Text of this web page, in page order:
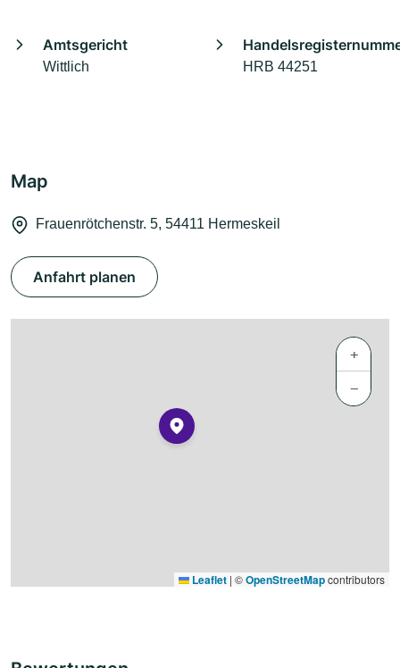
Amtsgericht
Wittlich HRB 44251
Map
Frauenrötchenstr. 5, 54411 Hermeskeil
Anfahrt planen
+
−
Leaflet | ©OpenStreetMapcontributors